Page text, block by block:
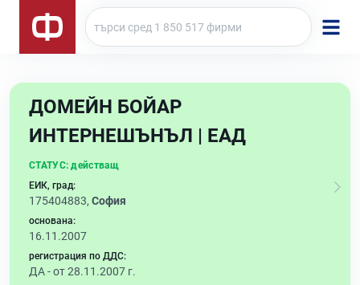
ДОМЕЙН БОЙАР
ИНТЕРНЕШЪНЪЛ | ЕАД
СТАТУС: действащ
ЕИК, град:
175404883, София
основана:
16.11.2007
регистрация по ДДС:
ДА - от 28.11.2007 г.